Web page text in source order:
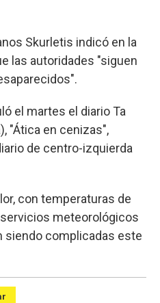
Skurletis indicó en la
las autoridades "siguen
el martes el diario Ta
"Ática en cenizas",
de centro-izquierda
con temperaturas de
meteorológicos
siendo complicadas este